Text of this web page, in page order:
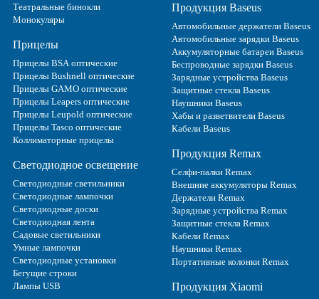
Театральные бинокли
Монокуляры
Прицелы
Прицелы BSA оптические
Прицелы Bushnell оптические
Прицелы GAMO оптические
Прицелы Leapers оптические
Прицелы Leupold оптические
Прицелы Tasco оптические
Коллиматорные прицелы
Светодиодное освещение
Светодиодные светильники
Светодиодные лампочки
Светодиодные доски
Светодиодная лента
Садовые светильники
Умные лампочки
Светодиодные установки
Бегущие строки
Лампы USB
Продукция Baseus
Автомобильные держатели Baseus
Автомобильные зарядки Baseus
Аккумуляторные батареи Baseus
Беспроводные зарядки Baseus
Зарядные устройства Baseus
Защитные стекла Baseus
Наушники Baseus
Хабы и разветвители Baseus
Кабели Baseus
Продукция Remax
Селфи-палки Remax
Внешние аккумуляторы Remax
Держатели Remax
Зарядные устройства Remax
Защитные стекла Remax
Кабели Remax
Наушники Remax
Портативные колонки Remax
Продукция Xiaomi